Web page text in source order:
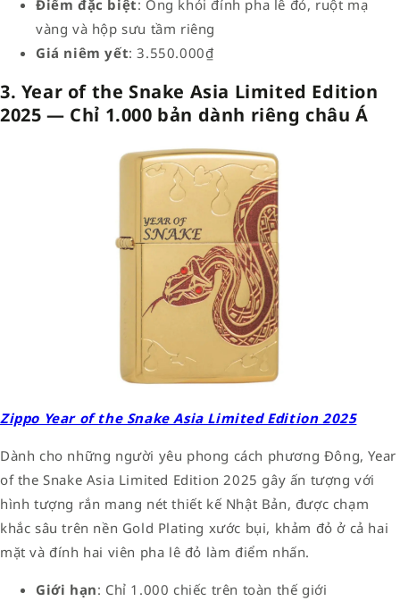
Điểm đặc biệt: Ống khói đính pha lê đỏ, ruột mạ
vàng và hộp sưu tầm riêng
Giá niêm yết: 3.550.000₫
3. Year of the Snake Asia Limited Edition
2025 — Chỉ 1.000 bản dành riêng châu Á
Zippo Year of the Snake Asia Limited Edition 2025
Dành cho những người yêu phong cách phương Đông, Year
of the Snake Asia Limited Edition 2025 gây ấn tượng với
hình tượng rắn mang nét thiết kế Nhật Bản, được chạm
khắc sâu trên nền Gold Plating xước bụi, khảm đỏ ở cả hai
mặt và đính hai viên pha lê đỏ làm điểm nhấn.
Giới hạn: Chỉ 1.000 chiếc trên toàn thế giới